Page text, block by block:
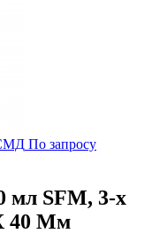
По запросу
мл SFM, 3-х
40 Мм